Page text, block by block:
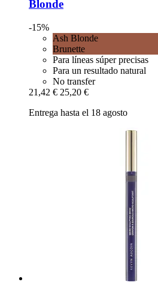
Blonde
-15%
Ash Blonde
Brunette
Para líneas súper precisas
Para un resultado natural
No transfer
21,42 € 25,20 €
Entrega hasta el 18 agosto